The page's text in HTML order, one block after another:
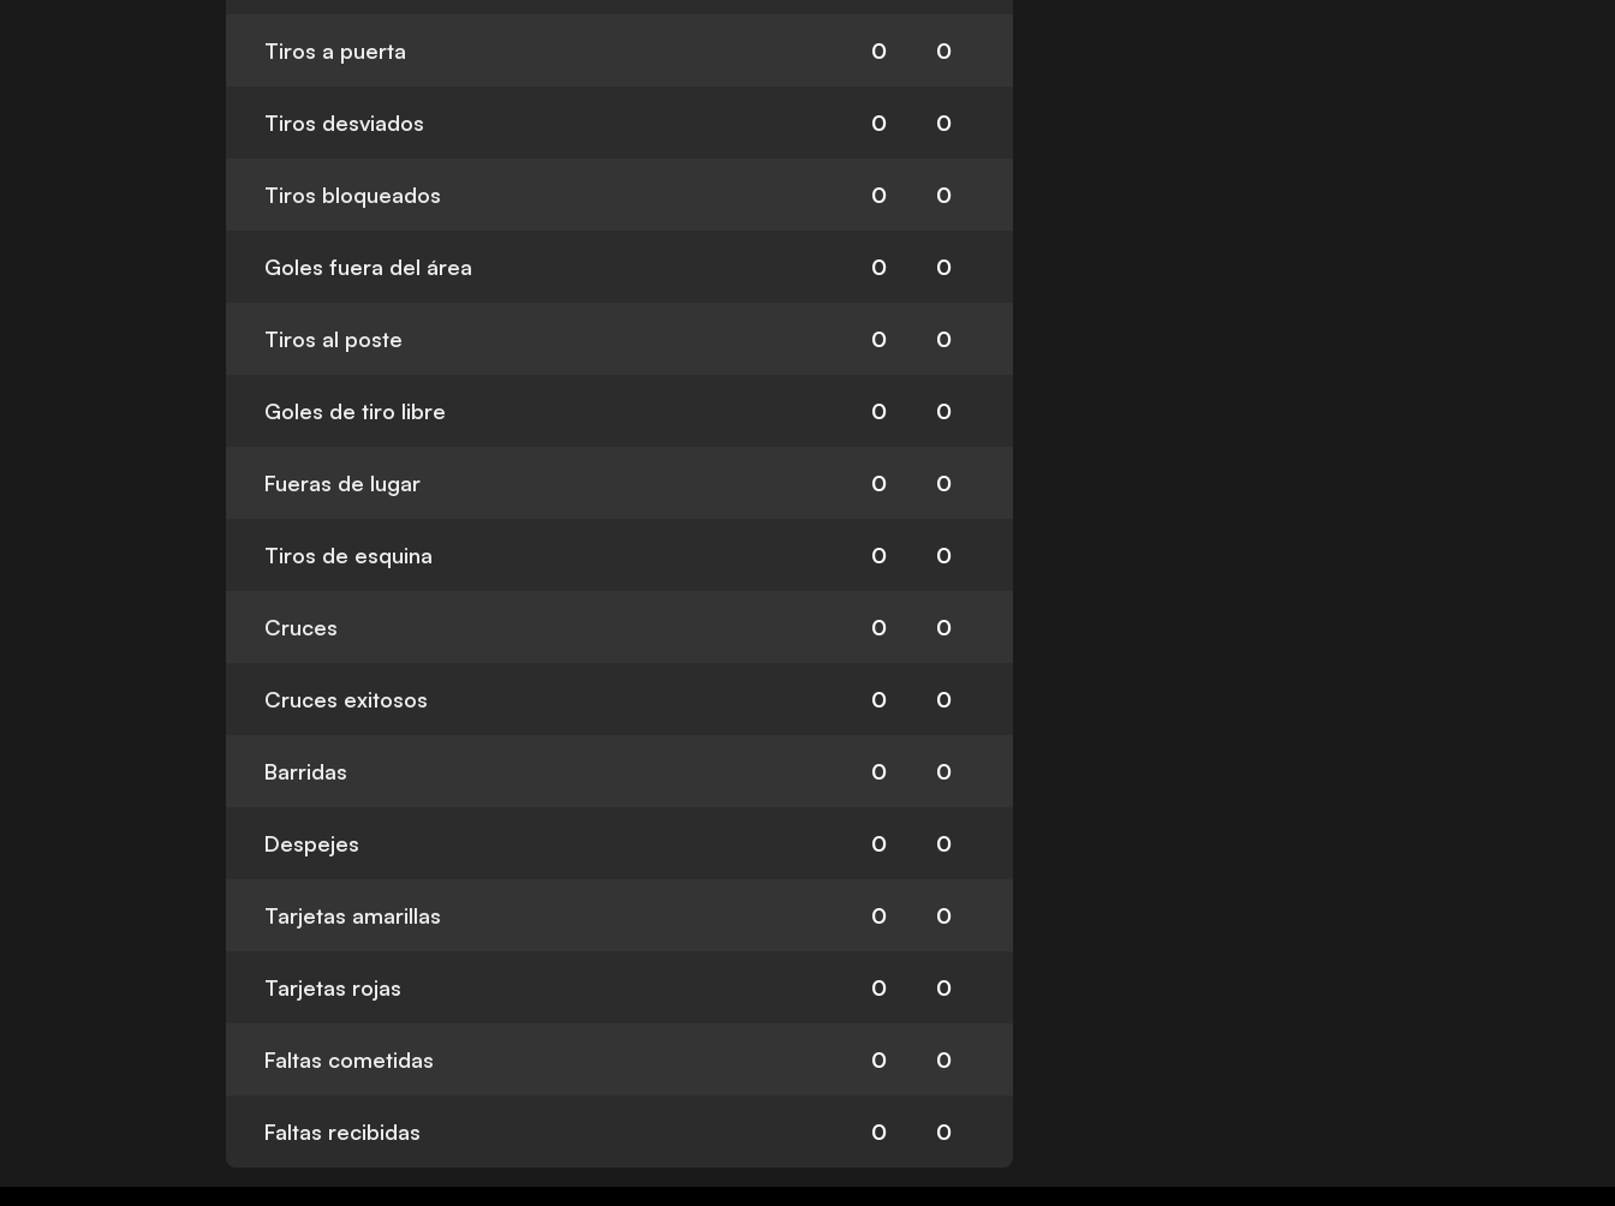
Tiros a puerta 0 0
Tiros desviados 0 0
Tiros bloqueados 0 0
Goles fuera del área 0 0
Tiros al poste 0 0
Goles de tiro libre 0 0
Fueras de lugar 0 0
Tiros de esquina 0 0
Cruces 0 0
Cruces exitosos 0 0
Barridas 0 0
Despejes 0 0
Tarjetas amarillas 0 0
Tarjetas rojas 0 0
Faltas cometidas 0 0
Faltas recibidas 0 0